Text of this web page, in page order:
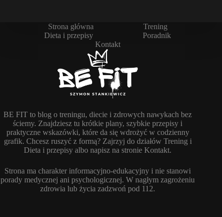
Strona główna
Trening
Dieta i przepisy
Poradnik
Kontakt
BE FIT to blog o treningu, diecie i zdrowych nawykach bez
ściemy. Znajdziesz tu krótkie plany, szybkie przepisy i
praktyczne wskazówki, które da się wdrożyć w codzienny
grafik. Chcesz ruszyć z formą? Zajrzyj do działów Trening i
Dieta i przepisy albo napisz na stronie Kontakt.
Strona ma charakter informacyjno-edukacyjny i nie stanowi
porady medycznej ani psychologicznej. W nagłym zagrożeniu
zdrowia lub życia zadzwoń pod 112.